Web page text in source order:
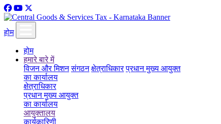
होम
होम
हमारे बारे में
विजन और मिशन संगठन क्षेत्राधिकार प्रधान मुख्य आयुक्त
का कार्यालय
क्षेत्राधिकार
प्रधान मुख्य आयुक्त
का कार्यालय
आयुक्तालय
कार्यकारिणी